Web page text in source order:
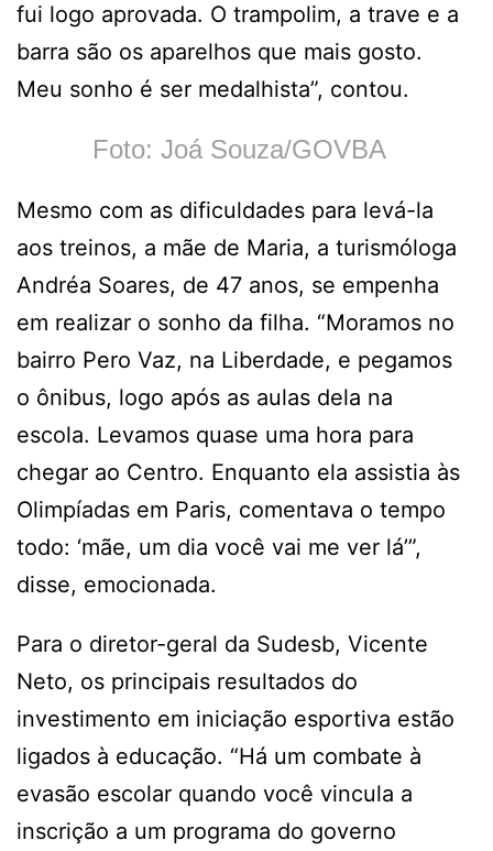
fui logo aprovada. O trampolim, a trave e a
barra são os aparelhos que mais gosto.
Meu sonho é ser medalhista”, contou.
Foto: Joá Souza/GOVBA
Mesmo com as dificuldades para levá-la
aos treinos, a mãe de Maria, a turismóloga
Andréa Soares, de 47 anos, se empenha
em realizar o sonho da filha. “Moramos no
bairro Pero Vaz, na Liberdade, e pegamos
o ônibus, logo após as aulas dela na
escola. Levamos quase uma hora para
chegar ao Centro. Enquanto ela assistia às
Olimpíadas em Paris, comentava o tempo
todo: ‘mãe, um dia você vai me ver lá’”,
disse, emocionada.
Para o diretor-geral da Sudesb, Vicente
Neto, os principais resultados do
investimento em iniciação esportiva estão
ligados à educação. “Há um combate à
evasão escolar quando você vincula a
inscrição a um programa do governo